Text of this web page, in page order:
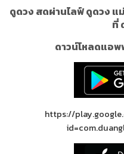
ดูดวง สดผ่านไลฟ์ ดูดวง
ที่
ดาวน์โหลดแอ
https://